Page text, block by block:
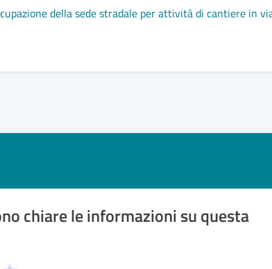
della sede stradale per attività di cantiere in
chiare le informazioni su questa